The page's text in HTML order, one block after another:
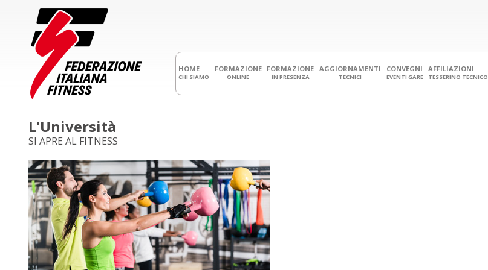
HOME
CHI SIAMO
FORMAZIONE
ONLINE
FORMAZIONE
IN PRESENZA
AGGIORNAMENTI
TECNICI
CONVEGNI
EVENTI GARE
AFFILIAZIONI
TESSERINO TECNICO
L'Università
SI APRE AL FITNESS